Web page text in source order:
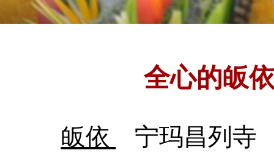
全心的皈
皈依
宁玛昌列寺